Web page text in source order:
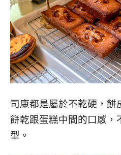
司康都是屬於不乾硬，餅
餅乾跟蛋糕中間的口感，
型。